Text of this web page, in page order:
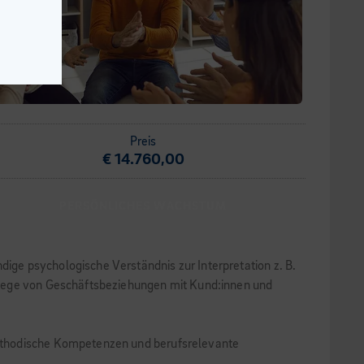
Preis
€ 14.760,00
psychologische Verständnis zur Interpretation z. B.
von Geschäftsbeziehungen mit Kund:innen und
Kompetenzen und berufsrelevante